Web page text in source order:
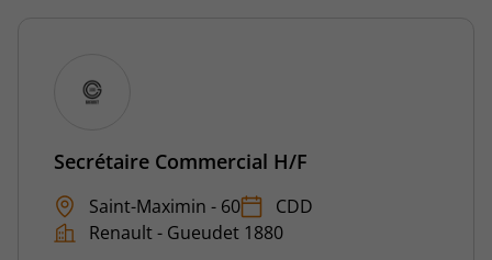
Secrétaire Commercial H/F
Saint-Maximin - 60
CDD
Renault - Gueudet 1880